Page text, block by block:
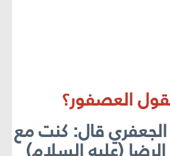
العصفور؟
قال: كنت مع